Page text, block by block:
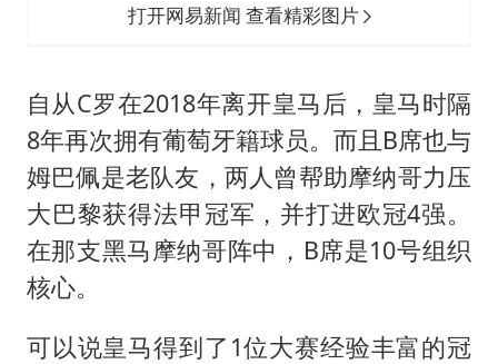
打开网易新闻 查看精彩图片
自从C罗在2018年离开皇马后，皇马时隔
8年再次拥有葡萄牙籍球员。而且B席也与
姆巴佩是老队友，两人曾帮助摩纳哥力压
大巴黎获得法甲冠军，并打进欧冠4强。
在那支黑马摩纳哥阵中，B席是10号组织
核心。
可以说皇马得到了1位大赛经验丰富的冠